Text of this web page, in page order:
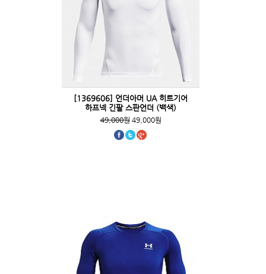
[1369606] 언더아머 UA 히트기어
하프넥 긴팔 스판언더 (백색)
49,000원49,000원